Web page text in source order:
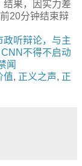
果，因实力差
20分钟结束辩
听辩论，与主
不得不启动
闻
值, 正义之声, 正